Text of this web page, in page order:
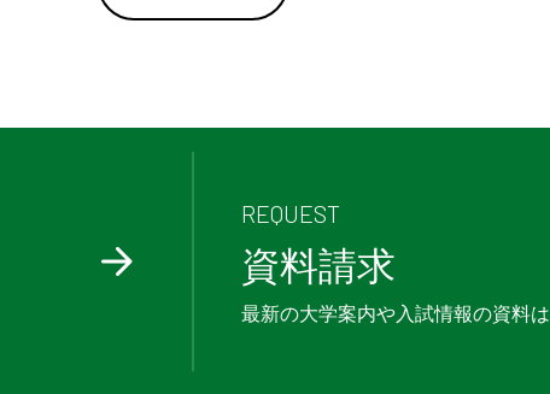
REQUEST
資料請求
最新の大学案内や入試情報の資料は